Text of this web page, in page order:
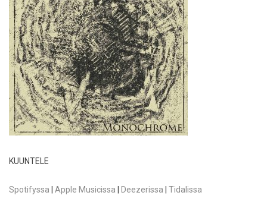
KUUNTELE
Spotifyssa Apple Musicissa Deezerissa Tidalissa